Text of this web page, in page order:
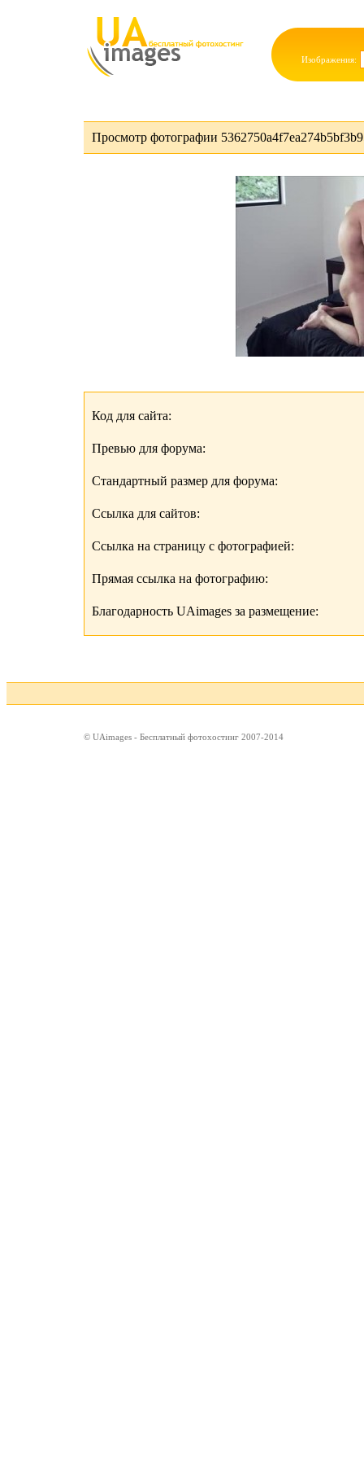
Изображения:
Просмотр фотографии
Код для сайта:
Превью для форума:
Стандартный размер для форума:
Ссылка для сайтов:
Ссылка на страницу с фотографией:
Прямая ссылка на фотографию:
Благодарность UAimages за размещение:
© UAimages - Бесплатный фотохостинг 2007-2014